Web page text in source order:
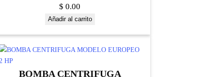
$ 0.00
Añadir al carrito
BOMBA CENTRIFUGA